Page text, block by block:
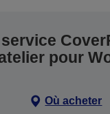
pour
Où acheter